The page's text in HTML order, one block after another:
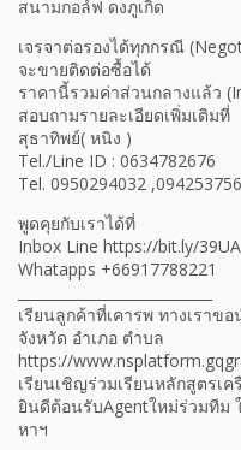
สนามกอล์ฟ ดงภูเกิด
เจรจาต่อรองได้ทุกกรณี
จะขายติดต่อซื้อได้
ราคานี้รวมค่าส่วนกลางแล้ว
สอบถามรายละเอียดเพิ่มเติมที่
สุธาทิพย์( หนิง )
Tel./Line ID : 0634782676
Tel. 0950294032
พูดคุยกับเราได้ที่
Inbox Line https://bit.ly/
Whatapps +66917788221
เรียนลูกค้าที่เคารพ ทางเรา
จังหวัด อำเภอ ตำบล
https://
เรียนเชิญร่วมเรียนหลักสูตรเ
ยินดีต้อนรับAgentใหม่ร่วมทีม
หาฯ